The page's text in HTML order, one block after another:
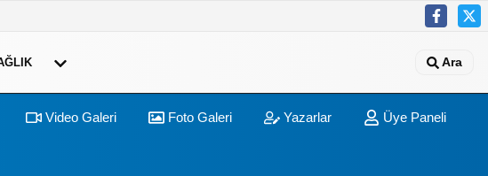
Ara
Video Galeri Foto Galeri Yazarlar Üye Paneli